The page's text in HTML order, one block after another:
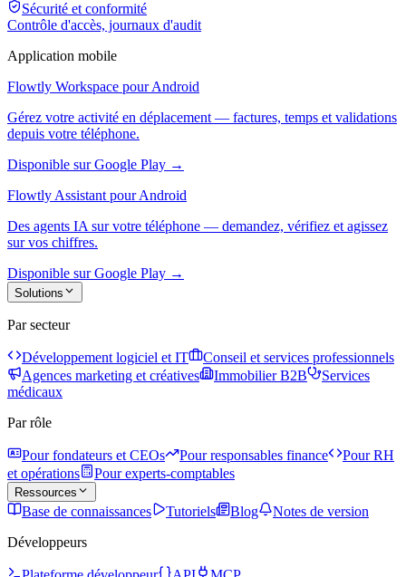
Sécurité et conformité
Contrôle d'accès, journaux d'audit
Application mobile
Flowtly Workspace pour Android
Gérez votre activité en déplacement — factures, temps et validations
depuis votre téléphone.
Disponible sur Google Play →
Flowtly Assistant pour Android
Des agents IA sur votre téléphone — demandez, vérifiez et agissez
sur vos chiffres.
Disponible sur Google Play →
Solutions
Par secteur
Développement logiciel et IT
Conseil et services professionnels
Agences marketing et créatives
Immobilier B2B
Services
médicaux
Par rôle
Pour fondateurs et CEOs Pour responsables finance
Pour RH
et opérations
Pour experts-comptables
Ressources
Base de connaissances Tutoriels Blog
Notes de version
Développeurs